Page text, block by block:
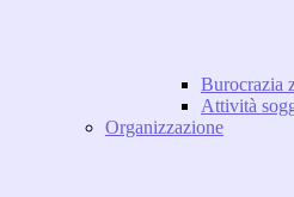
Burocrazia
Attività
Organizzazione